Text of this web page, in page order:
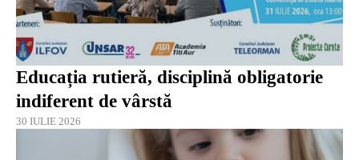
Educația rutieră, disciplină obligatorie
indiferent de vârstă
30 IULIE 2026